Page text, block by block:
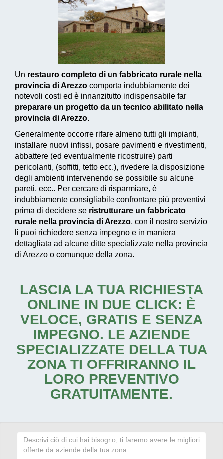
Un restauro completo di un fabbricato rurale nella
provincia di Arezzo comporta indubbiamente dei
notevoli costi ed è innanzitutto indispensabile far
preparare un progetto da un tecnico abilitato nella
provincia di Arezzo.
Generalmente occorre rifare almeno tutti gli impianti,
installare nuovi infissi, posare pavimenti e rivestimenti,
abbattere (ed eventualmente ricostruire) parti
pericolanti, (soffitti, tetto ecc.), rivedere la disposizione
degli ambienti intervenendo se possibile su alcune
pareti, ecc.. Per cercare di risparmiare, è
indubbiamente consigliabile confrontare più preventivi
prima di decidere se ristrutturare un fabbricato
rurale nella provincia di Arezzo, con il nostro servizio
li puoi richiedere senza impegno e in maniera
dettagliata ad alcune ditte specializzate nella provincia
di Arezzo o comunque della zona.
LASCIA LA TUA RICHIESTA
ONLINE IN DUE CLICK: È
VELOCE, GRATIS E SENZA
IMPEGNO. LE AZIENDE
SPECIALIZZATE DELLA TUA
ZONA TI OFFRIRANNO IL
LORO PREVENTIVO
GRATUITAMENTE.